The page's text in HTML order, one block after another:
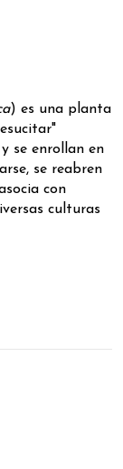
) es una planta
se enrollan en
se reabren
con
culturas